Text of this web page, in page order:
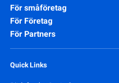
För småföretag
För Företag
För Partners
Quick Links